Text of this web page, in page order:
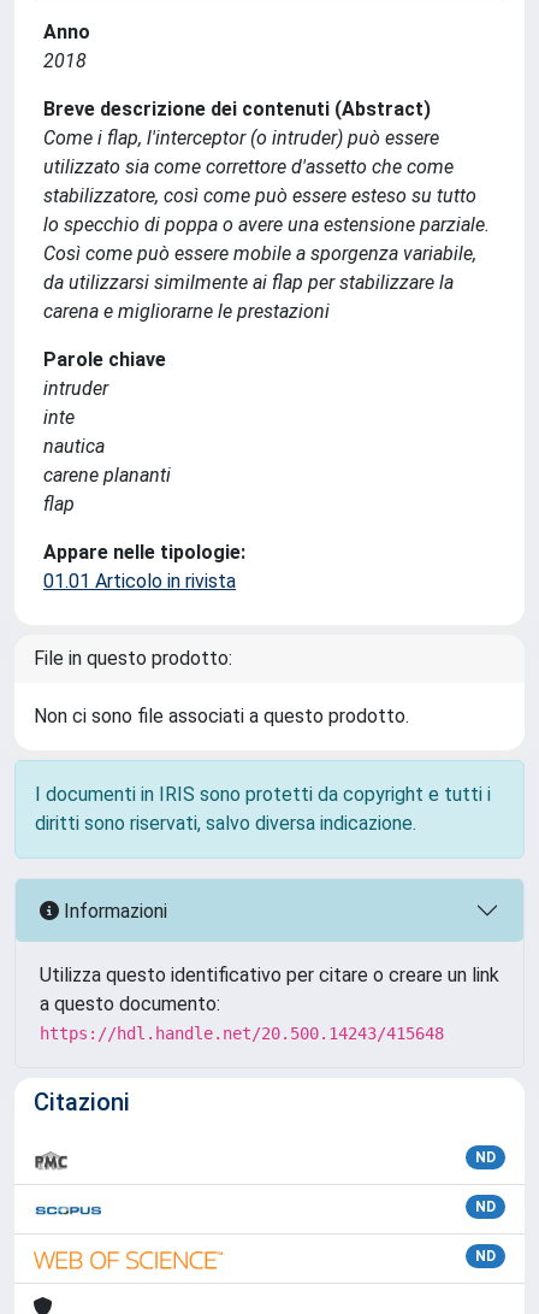
Anno
2018
Breve descrizione dei contenuti (Abstract)
Come i flap, l'interceptor (o intruder) può essere
utilizzato sia come correttore d'assetto che come
stabilizzatore, così come può essere esteso su tutto
lo specchio di poppa o avere una estensione parziale.
Così come può essere mobile a sporgenza variabile,
da utilizzarsi similmente ai flap per stabilizzare la
carena e migliorarne le prestazioni
Parole chiave
intruder
inte
nautica
carene plananti
flap
Appare nelle tipologie:
01.01 Articolo in rivista
File in questo prodotto:
Non ci sono file associati a questo prodotto.
I documenti in IRIS sono protetti da copyright e tutti i
diritti sono riservati, salvo diversa indicazione.
Informazioni
Utilizza questo identificativo per citare o creare un link
a questo documento:
https://hdl.handle.net/20.500.14243/415648
Citazioni
ND
ND
ND